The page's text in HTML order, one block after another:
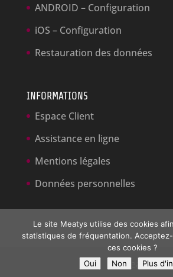
ANDROID – Configuration
iOS – Configuration
Restauration des données
INFORMATIONS
Espace Client
Assistance en ligne
Mentions légales
Données personnelles
© Meatys
Le site Meatys utilise des cookies
statistiques de fréquentation.
ces cookies ?
Oui
Non Plus